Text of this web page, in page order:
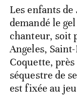
Les enfants
demandé le
chanteur, soit
Angeles,
Coquette,
séquestre de
est fixée au